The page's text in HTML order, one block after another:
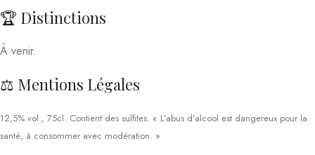
🏆 Distinctions
À venir.
⚖️ Mentions Légales
12,5% vol., 75cl. Contient des sulfites. « L’abus d’alcool est dangereux pour la
santé, à consommer avec modération. »